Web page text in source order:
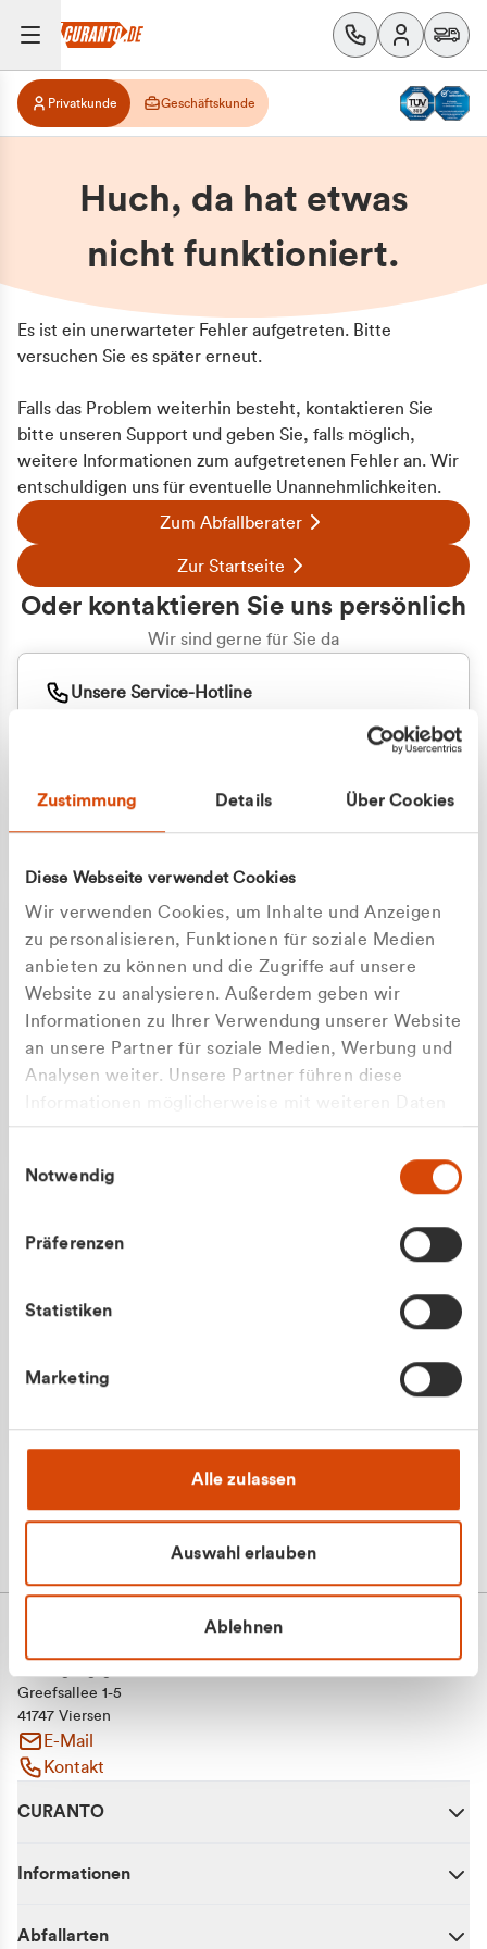
Zustimmung Details Über Cookies
Diese Webseite verwendet Cookies
Wir verwenden Cookies, um Inhalte und Anzeigen
zu personalisieren, Funktionen für soziale Medien
anbieten zu können und die Zugriffe auf unsere
Website zu analysieren. Außerdem geben wir
Informationen zu Ihrer Verwendung unserer Website
an unsere Partner für soziale Medien, Werbung und
Analysen weiter. Unsere Partner führen diese
zusammen, die Sie ihnen bereitgestellt haben oder
gesammelt haben.
Notwendig
Präferenzen
Statistiken
Marketing
Alle zulassen
Auswahl erlauben
Ablehnen
Privatkunde Geschäftskunde
Huch, da hat etwas
nicht funktioniert.
Es ist ein unerwarteter Fehler aufgetreten. Bitte
versuchen Sie es später erneut.
Falls das Problem weiterhin besteht, kontaktieren Sie
bitte unseren Support und geben Sie, falls möglich,
weitere Informationen zum aufgetretenen Fehler an. Wir
entschuldigen uns für eventuelle Unannehmlichkeiten.
Zum Abfallberater
Zur Startseite
Oder kontaktieren Sie uns persönlich
Wir sind gerne für Sie da
Unsere Service-Hotline
+49 177 8376058
Apilash Balanesan
Greefsallee 1-5
41747 Viersen
E-Mail
Kontakt
CURANTO
Informationen
Abfallarten